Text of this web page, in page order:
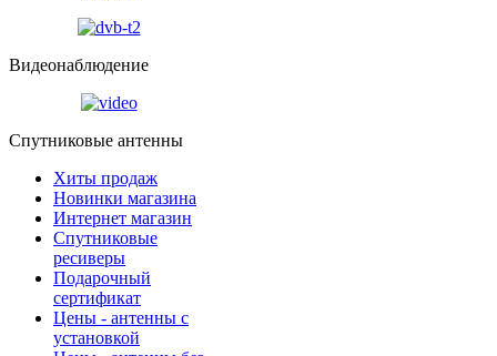
Видеонаблюдение
Спутниковые антенны
Хиты продаж
Новинки магазина
Интернет магазин
Спутниковые
ресиверы
Подарочный
сертификат
Цены - антенны с
установкой